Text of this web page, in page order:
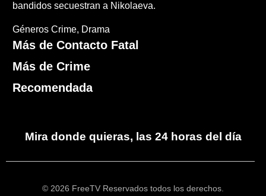
bandidos secuestran a Nikolaeva.
Géneros Crime Drama
Más de Contacto Fatal
Más de Crime
Recomendada
Mira donde quieras, las 24 horas del día
© 2026 FreeTV Reservados todos los derechos.